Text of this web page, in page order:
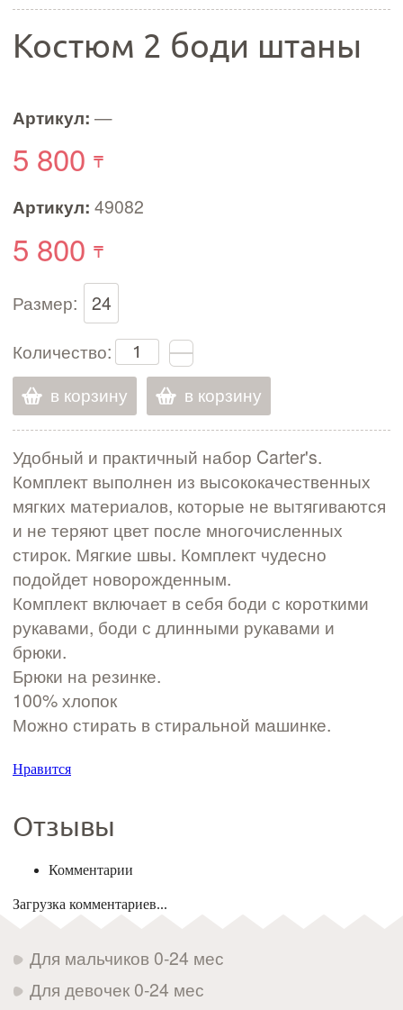
Костюм 2 боди штаны
Артикул: —
5 800
Артикул: 49082
5 800
Размер:
24
Количество:
в корзину
в корзину
Удобный и практичный набор Carter's.
Комплект выполнен из высококачественных
мягких материалов, которые не вытягиваются
и не теряют цвет после многочисленных
стирок. Мягкие швы. Комплект чудесно
подойдет новорожденным.
Комплект включает в себя боди с короткими
рукавами, боди с длинными рукавами и
брюки.
Брюки на резинке.
100% хлопок
Можно стирать в стиральной машинке.
Нравится
Отзывы
Комментарии
Загрузка комментариев...
Для мальчиков 0-24 мес
Для девочек 0-24 мес